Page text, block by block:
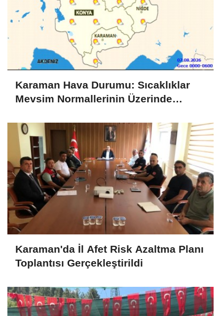
Karaman Hava Durumu: Sıcaklıklar
Mevsim Normallerinin Üzerinde
Karaman'da İl Afet Risk Azaltma Planı
Toplantısı Gerçekleştirildi